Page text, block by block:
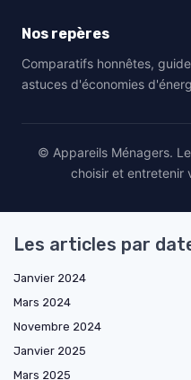
Nos repères
Comparatifs honnêtes,
astuces d'économies
© Appareils Ménagers.
choisir et entretenir
Les articles par
Janvier 2024
Mars 2024
Novembre 2024
Janvier 2025
Mars 2025